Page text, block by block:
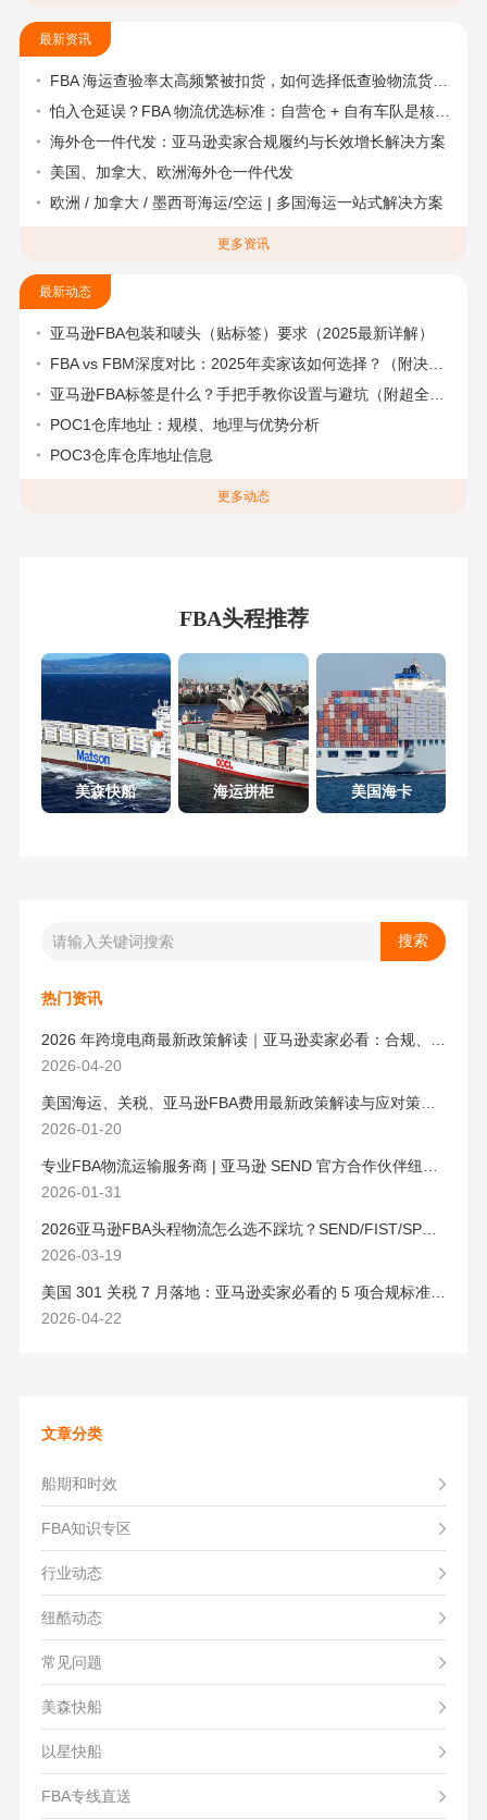
最新资讯
FBA 海运查验率太高频繁被扣货，如何选择低查验物流货代？
怕入仓延误？FBA 物流优选标准：自营仓 + 自有车队是核心硬指标
海外仓一件代发：亚马逊卖家合规履约与长效增长解决方案
美国、加拿大、欧洲海外仓一件代发
欧洲 / 加拿大 / 墨西哥海运/空运 | 多国海运一站式解决方案
更多资讯
最新动态
亚马逊FBA包装和唛头（贴标签）要求（2025最新详解）
FBA vs FBM深度对比：2025年卖家该如何选择？（附决策流程图）
亚马逊FBA标签是什么？手把手教你设置与避坑（附超全指南）
POC1仓库地址：规模、地理与优势分析
POC3仓库仓库地址信息
更多动态
FBA头程推荐
美森快船 海运拼柜 美国海卡
热门资讯
2026 年跨境电商最新政策解读｜亚马逊卖家必看：合规、成本与物流新机遇
2026-04-20
美国海运、关税、亚马逊FBA费用最新政策解读与应对策略（2026版）
2026-01-20
专业FBA物流运输服务商 | 亚马逊 SEND 官方合作伙伴纽酷国际物流
2026-01-31
2026亚马逊FBA头程物流怎么选不踩坑？SEND/FIST/SPN官方认证物流商，只有这家敢承诺“准达率第一”
2026-03-19
美国 301 关税 7 月落地：亚马逊卖家必看的 5 项合规标准与稳交付方案
2026-04-22
文章分类
船期和时效
FBA知识专区
行业动态
纽酷动态
常见问题
美森快船
以星快船
FBA专线直送